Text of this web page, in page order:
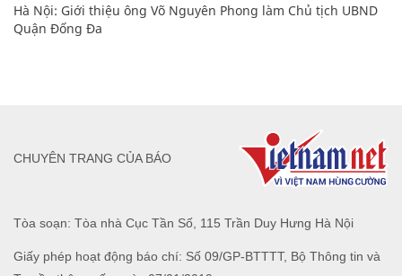
Hà Nội: Giới thiệu ông Võ Nguyên Phong làm Chủ tịch UBND
Quận Đống Đa
Tòa soạn: Tòa nhà Cục Tần Số, 115 Trần Duy Hưng Hà Nội
Giấy phép hoạt động báo chí: Số 09/GP-BTTTT, Bộ Thông tin và
CHUYÊN TRANG CỦA BÁO